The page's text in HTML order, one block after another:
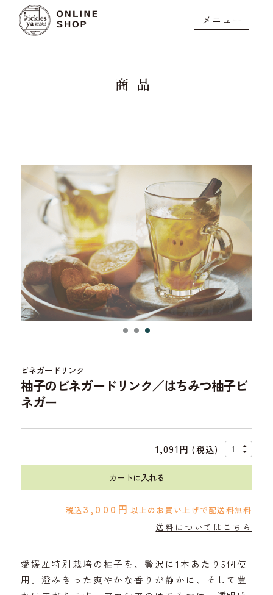
メニュー
商品
ビネガードリンク
柚子のビネガードリンク／はちみつ柚子ビ
ネガー
1,091円 (税込)
カートに入れる
税込 3,000円 以上のお買い上げで配送料無料
送料についてはこちら
愛媛産特別栽培の柚子を、贅沢に1本あたり5個使
用。澄みきった爽やかな香りが静かに、そして豊